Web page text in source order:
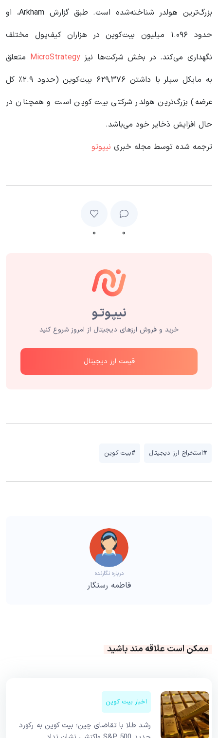
بزرگ‌ترین هولدر شناخته‌شده است. طبق گزارش Arkham، او
حدود ۱.۰۹۶ میلیون بیت‌کوین در هزاران کیف‌پول مختلف
نگهداری می‌کند. در بخش شرکت‌ها نیزMicroStrategy متعلق
به مایکل سیلر با داشتن ۶۲۹,۳۷۶ بیت‌کوین (حدود ۲.۹٪ کل
عرضه) بزرگ‌ترین هولدر شرکتی بیت کوین است و همچنان در
حال افزایش ذخایر خود می‌باشد.
ترجمه شده توسط مجله خبری نیپوتو
۰ ۰
خرید و فروش ارزهای دیجیتال از امروز شروع کنید
قیمت ارز دیجیتال
#استخراج ارز دیجیتال #بیت کوین
درباره نگارنده
فاطمه رستگار
ممکن است علاقه مند باشید
اخبار بیت کوین
رشد طلا با تقاضای چین؛ بیت کوین به رکورد